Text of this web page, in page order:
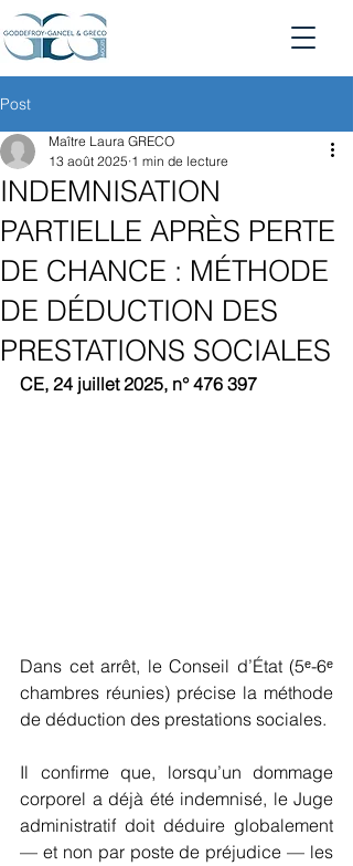
Post
INDEMNISATION
PARTIELLE APRÈS PERTE
DE CHANCE : MÉTHODE
DE DÉDUCTION DES
PRESTATIONS SOCIALES
Maître Laura GRECO
13 août 2025 1 min de lecture
CE, 24 juillet 2025, n° 476 397
Dans cet arrêt, le Conseil d’État (5ᵉ-6ᵉ
chambres réunies) précise la méthode
de déduction des prestations sociales.
Il confirme que, lorsqu’un dommage
corporel a déjà été indemnisé, le Juge
administratif doit déduire globalement
— et non par poste de préjudice — les